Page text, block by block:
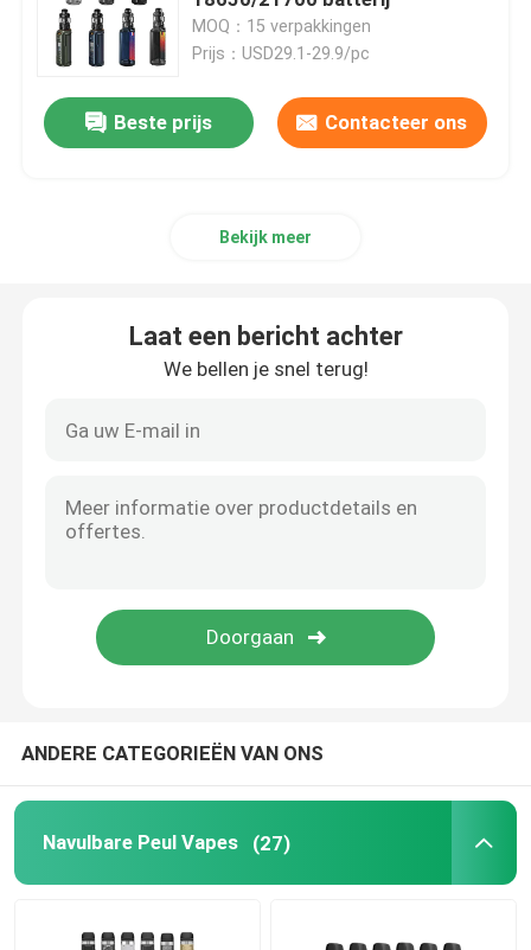
Op smaak gebrachte Peul Vapes
De Vervanging van de Vaperol
De Aanzetuitrustingen van het peulsysteem
Lege Ejuice-Fles
Elektronische Sigarettoebehoren
De Tank van de Vapeverstuiver
De Uiteinden van de Vapedruppel
MOQ：15 verpakkingen
Prijs：USD29.1-29.9/pc
Beste prijs Contacteer ons
Bekijk meer
Laat een bericht achter
We bellen je snel terug!
ANDERE CATEGORIEËN VAN ONS
Navulbare Peul Vapes (27)